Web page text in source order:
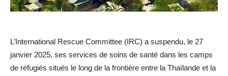
L’International Rescue Committee (IRC) a suspendu, le 27
janvier 2025, ses services de soins de santé dans les camps
de réfugiés situés le long de la frontière entre la Thaïlande et la